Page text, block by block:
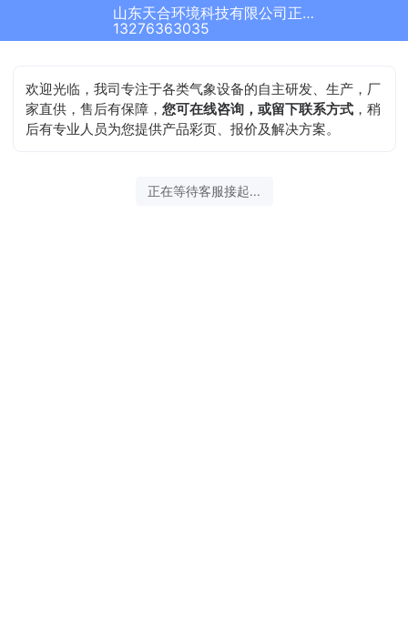
山东天合环境科技有限公司正在为您服务
13276363035
欢迎光临，我司专注于各类气象设备的自主研发、生产，厂
家直供，售后有保障，您可在线咨询，或留下联系方式 ，稍
后有专业人员为您提供产品彩页、报价及解决方案。
2026-08-08 08:46:27 开始沟通